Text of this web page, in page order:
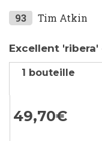
Skip
the
beginning
gallery
93 Tim Atkin
Excellent
1 bouteille
49,70€